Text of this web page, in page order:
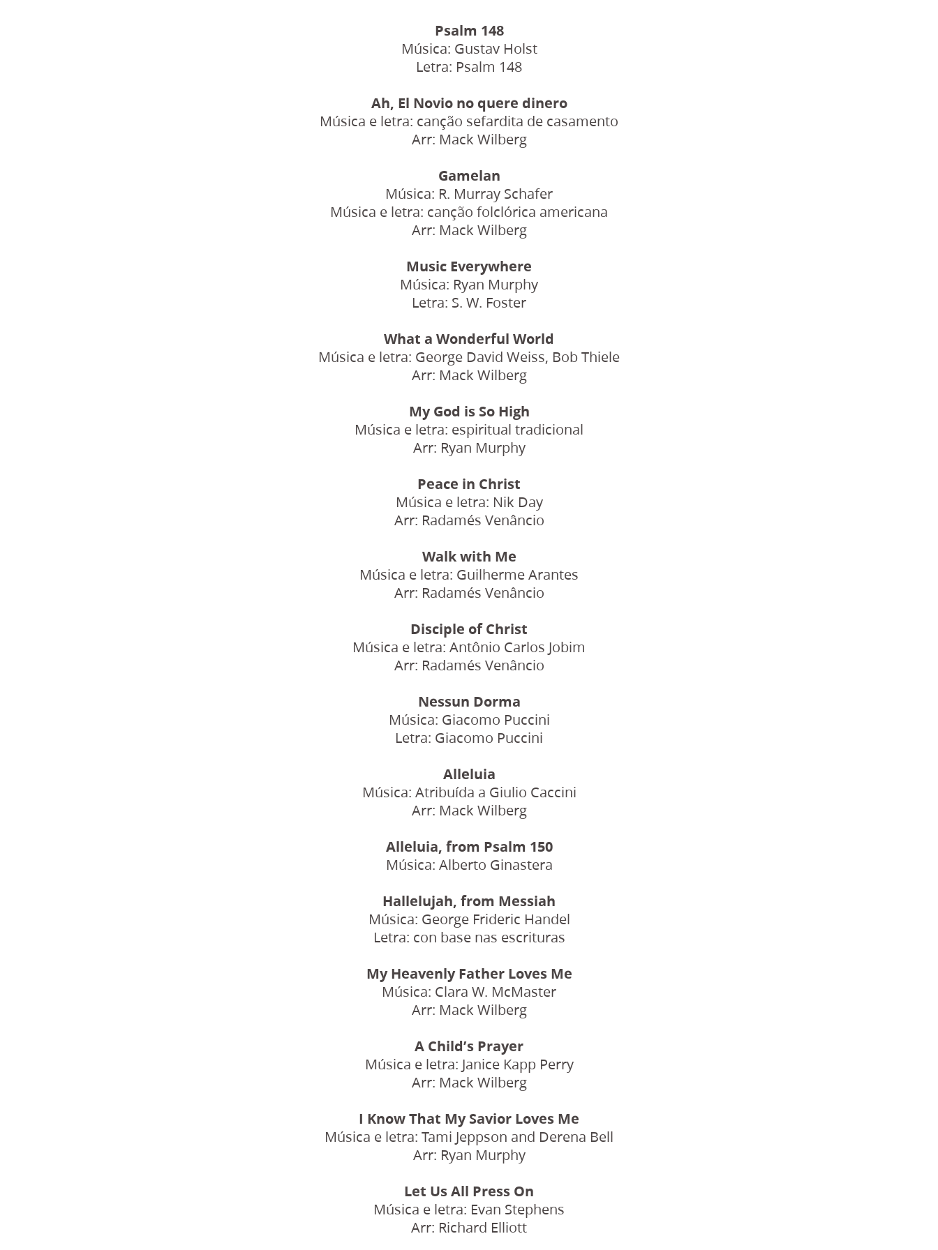
Psalm 148
Música: Gustav Holst
Letra: Psalm 148
Ah, El Novio no quere dinero
Música e letra: canção sefardita de casamento
Arr: Mack Wilberg
Gamelan
Música: R. Murray Schafer
Música e letra: canção folclórica americana
Arr: Mack Wilberg
Music Everywhere
Música: Ryan Murphy
Letra: S. W. Foster
What a Wonderful World
Música e letra: George David Weiss, Bob Thiele
Arr: Mack Wilberg
My God is So High
Música e letra: espiritual tradicional
Arr: Ryan Murphy
Peace in Christ
Música e letra: Nik Day
Arr: Radamés Venâncio
Walk with Me
Música e letra: Guilherme Arantes
Arr: Radamés Venâncio
Disciple of Christ
Música e letra: Antônio Carlos Jobim
Arr: Radamés Venâncio
Nessun Dorma
Música: Giacomo Puccini
Letra: Giacomo Puccini
Alleluia
Música: Atribuída a Giulio Caccini
Arr: Mack Wilberg
Alleluia, from Psalm 150
Música: Alberto Ginastera
Hallelujah, from Messiah
Música: George Frideric Handel
Letra: con base nas escrituras
My Heavenly Father Loves Me
Música: Clara W. McMaster
Arr: Mack Wilberg
A Child’s Prayer
Música e letra: Janice Kapp Perry
Arr: Mack Wilberg
I Know That My Savior Loves Me
Música e letra: Tami Jeppson and Derena Bell
Arr: Ryan Murphy
Let Us All Press On
Música e letra: Evan Stephens
Arr: Richard Elliott